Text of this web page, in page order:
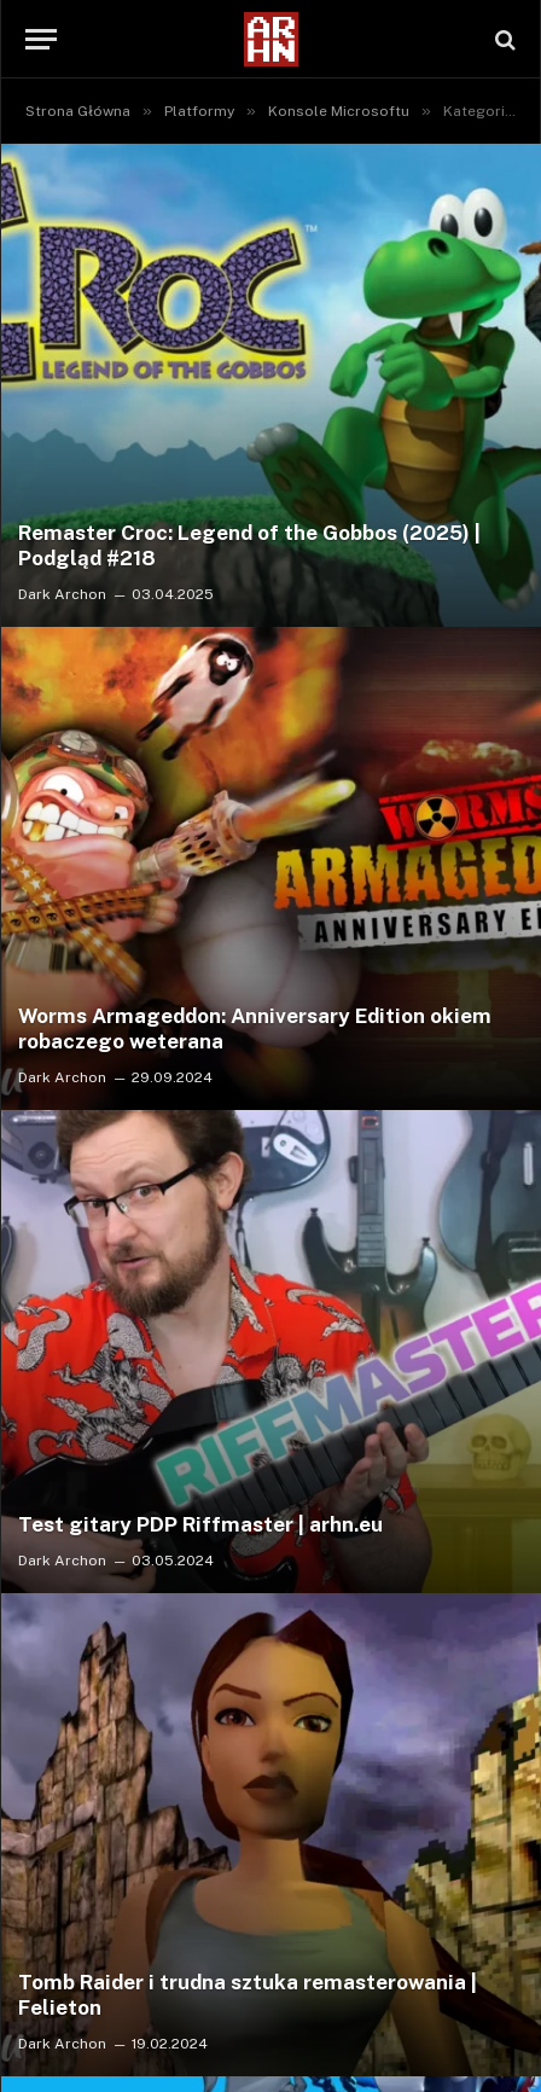
Strona Główna » Platformy » Konsole Microsoftu » Kategoria: "Xbox One"
Remaster Croc: Legend of the Gobbos (2025) |
Podgląd #218
Dark Archon 03.04.2025
Worms Armageddon: Anniversary Edition okiem
robaczego weterana
Dark Archon 29.09.2024
Test gitary PDP Riffmaster | arhn.eu
Dark Archon 03.05.2024
Tomb Raider i trudna sztuka remasterowania |
Felieton
Dark Archon 19.02.2024